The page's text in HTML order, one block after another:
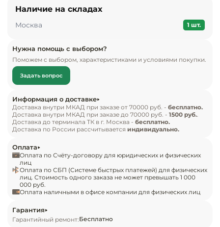
Кухонный
Нейтральное
полуфабрикатов, мороженого и так далее. В
аппарате используется ручная система
прочных корзин с возможностью фиксации в
выдвинутом положении. Морозильник оснащен
режимом суперзморозки, который позволяет
сохранить первоначальные качества продуктов.
Комплект поставки:
морозильник POZIS СВИЯГА-106-2 серебристый
металлопласт;
5 ящиков.
Особенности:
в камере установлено 5 корзин с возможностью
выдвижения наполовину;
предусмотрена система суперзаморозки;
замораживающая способность составляет 14 кг в
Наличие на складах
Москва 1 шт.
Нужна помощь с выбором?
Поможем с выбором, характеристиками и условиями покупки.
Задать вопрос
Информация о доставке
Доставка внутри МКАД при заказе от 70000 руб. - бесплатно.
Доставка внутри МКАД при заказе до 70000 руб. - 1500 руб..
Доставка до терминала ТК в г. Москва - бесплатно.
Доставка по России рассчитывается индивидуально.
Оплата
Оплата по Счёту-договору для юридических и физических
лиц
Оплата по СБП (Системе быстрых платежей) для физических
лиц. Стоимость одного заказа не может превышать 1 000
000 руб.
Оплата наличными в офисе компании для физических лиц
Гарантия
Гарантийный ремонт:Бесплатно